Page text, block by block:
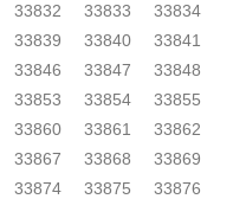
33832 33833
33834
33839 33840
33841
33846 33847
33848
33853 33854
33855
33860 33861
33862
33867 33868
33869
33874 33875
33876